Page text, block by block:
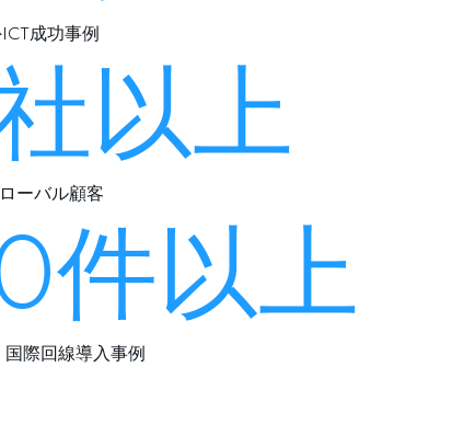
成功事例
以上
ーバル顧客
件以上
国際回線導入事例